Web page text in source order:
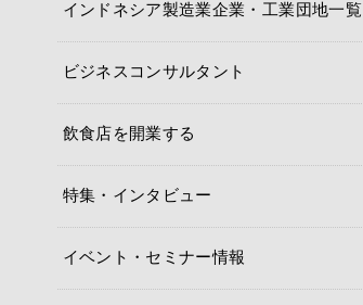
インドネシア製造業企業・工業団地一覧
ビジネスコンサルタント
飲食店を開業する
特集・インタビュー
イベント・セミナー情報